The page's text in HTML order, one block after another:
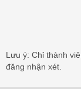
Lưu ý: Chỉ thành
đăng nhận xét.